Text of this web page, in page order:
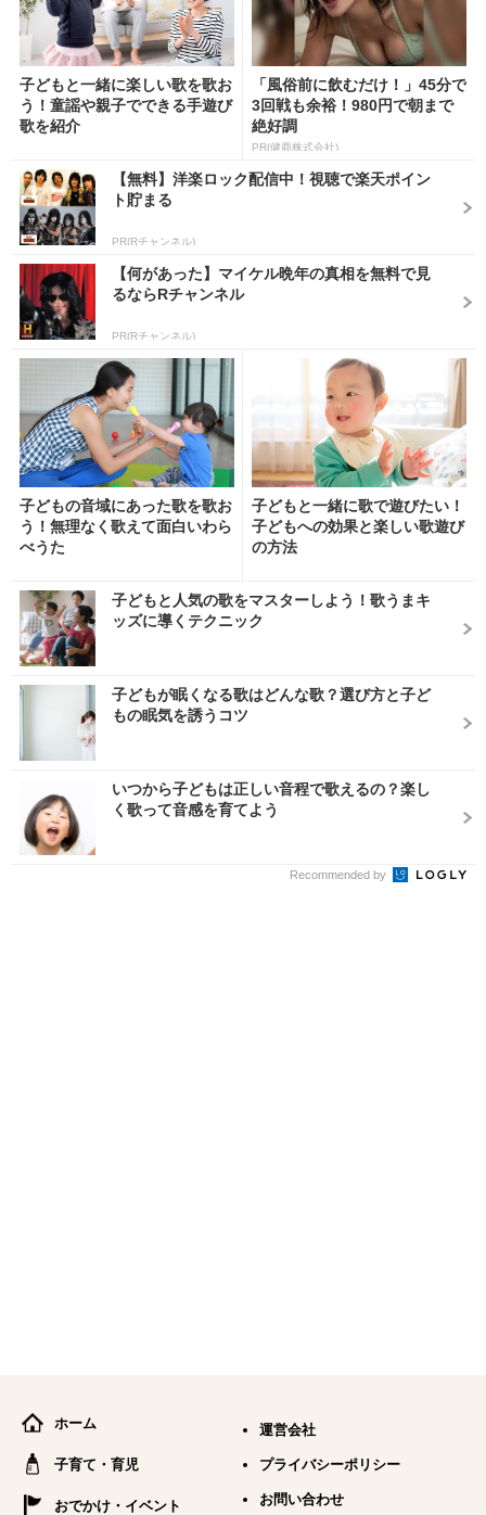
子どもと一緒に楽しい歌を歌お
う！童謡や親子でできる手遊び
歌を紹介
「風俗前に飲むだけ！」45分で
3回戦も余裕！980円で朝まで
絶好調
PR(健商株式会社)
【無料】洋楽ロック配信中！視聴で楽天ポイン
ト貯まる
PR(Rチャンネル)
【何があった】マイケル晩年の真相を無料で見
るならRチャンネル
PR(Rチャンネル)
子どもの音域にあった歌を歌お
う！無理なく歌えて面白いわら
べうた
子どもと一緒に歌で遊びたい！
子どもへの効果と楽しい歌遊び
の方法
子どもと人気の歌をマスターしよう！歌うまキ
ッズに導くテクニック
子どもが眠くなる歌はどんな歌？選び方と子ど
もの眠気を誘うコツ
いつから子どもは正しい音程で歌えるの？楽し
く歌って音感を育てよう
Recommended by
ホーム
子育て・育児
おでかけ・イベント
運営会社
プライバシーポリシー
お問い合わせ